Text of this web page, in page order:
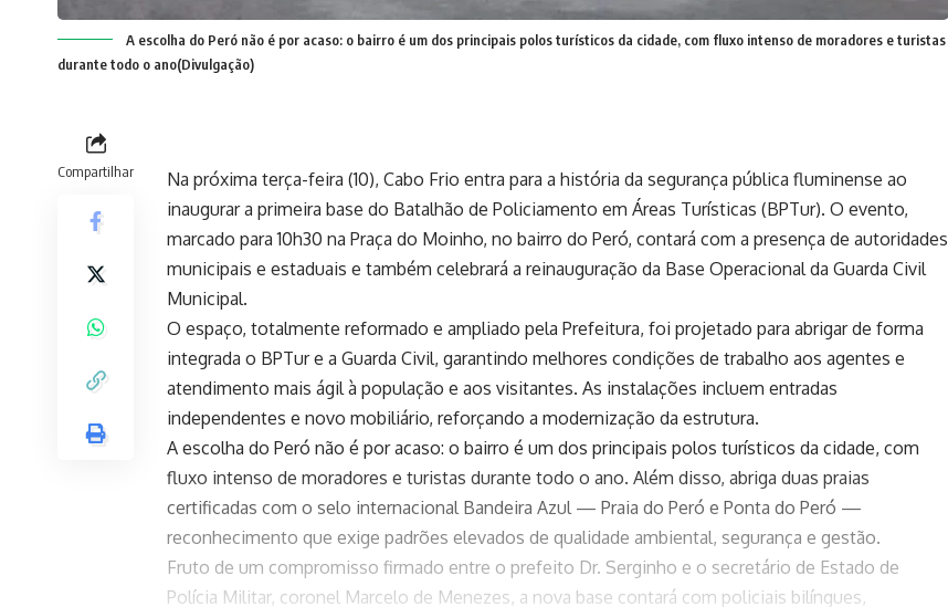
A escolha do Peró não é por acaso: o bairro é um dos principais polos turísticos da cidade, com fluxo intenso de moradores e turistas
durante todo o ano(Divulgação)
Compartilhar
Na próxima terça-feira (10), Cabo Frio entra para a história da segurança pública fluminense ao
inaugurar a primeira base do Batalhão de Policiamento em Áreas Turísticas (BPTur). O evento,
marcado para 10h30 na Praça do Moinho, no bairro do Peró, contará com a presença de autoridades
municipais e estaduais e também celebrará a reinauguração da Base Operacional da Guarda Civil
Municipal.
O espaço, totalmente reformado e ampliado pela Prefeitura, foi projetado para abrigar de forma
integrada o BPTur e a Guarda Civil, garantindo melhores condições de trabalho aos agentes e
atendimento mais ágil à população e aos visitantes. As instalações incluem entradas
independentes e novo mobiliário, reforçando a modernização da estrutura.
A escolha do Peró não é por acaso: o bairro é um dos principais polos turísticos da cidade, com
fluxo intenso de moradores e turistas durante todo o ano. Além disso, abriga duas praias
certificadas com o selo internacional Bandeira Azul — Praia do Peró e Ponta do Peró —
reconhecimento que exige padrões elevados de qualidade ambiental, segurança e gestão.
Fruto de um compromisso firmado entre o prefeito Dr. Serginho e o secretário de Estado de
Polícia Militar, coronel Marcelo de Menezes, a nova base contará com policiais bilíngues,